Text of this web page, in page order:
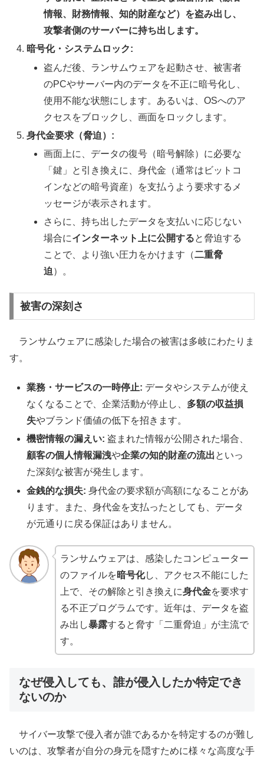
情報、財務情報、知的財産など）を盗み出し、
攻撃者側のサーバーに持ち出します。
暗号化・システムロック:
盗んだ後、ランサムウェアを起動させ、被害者
のPCやサーバー内のデータを不正に暗号化し、
使用不能な状態にします。あるいは、OSへのア
クセスをブロックし、画面をロックします。
身代金要求（脅迫）:
画面上に、データの復号（暗号解除）に必要な
「鍵」と引き換えに、身代金（通常はビットコ
インなどの暗号資産）を支払うよう要求するメ
ッセージが表示されます。
さらに、持ち出したデータを支払いに応じない
場合にインターネット上に公開すると脅迫する
ことで、より強い圧力をかけます（二重脅
迫 ）。
被害の深刻さ
ランサムウェアに感染した場合の被害は多岐にわたりま
す。
業務・サービスの一時停止: データやシステムが使え
なくなることで、企業活動が停止し、 多額の収益損
失やブランド価値の低下を招きます。
機密情報の漏えい: 盗まれた情報が公開された場合、
顧客の個人情報漏洩や企業の知的財産の流出といっ
た深刻な被害が発生します。
金銭的な損失: 身代金の要求額が高額になることがあ
ります。また、身代金を支払ったとしても、データ
が元通りに戻る保証はありません。
ランサムウェアは、感染したコンピューター
のファイルを暗号化し、アクセス不能にした
上で、その解除と引き換えに身代金を要求す
る不正プログラムです。近年は、データを盗
み出し暴露すると脅す「二重脅迫」が主流で
す。
なぜ侵入しても、誰が侵入したか特定でき
ないのか
サイバー攻撃で侵入者が誰であるかを特定するのが難し
いのは、攻撃者が自分の身元を隠すために様々な高度な手